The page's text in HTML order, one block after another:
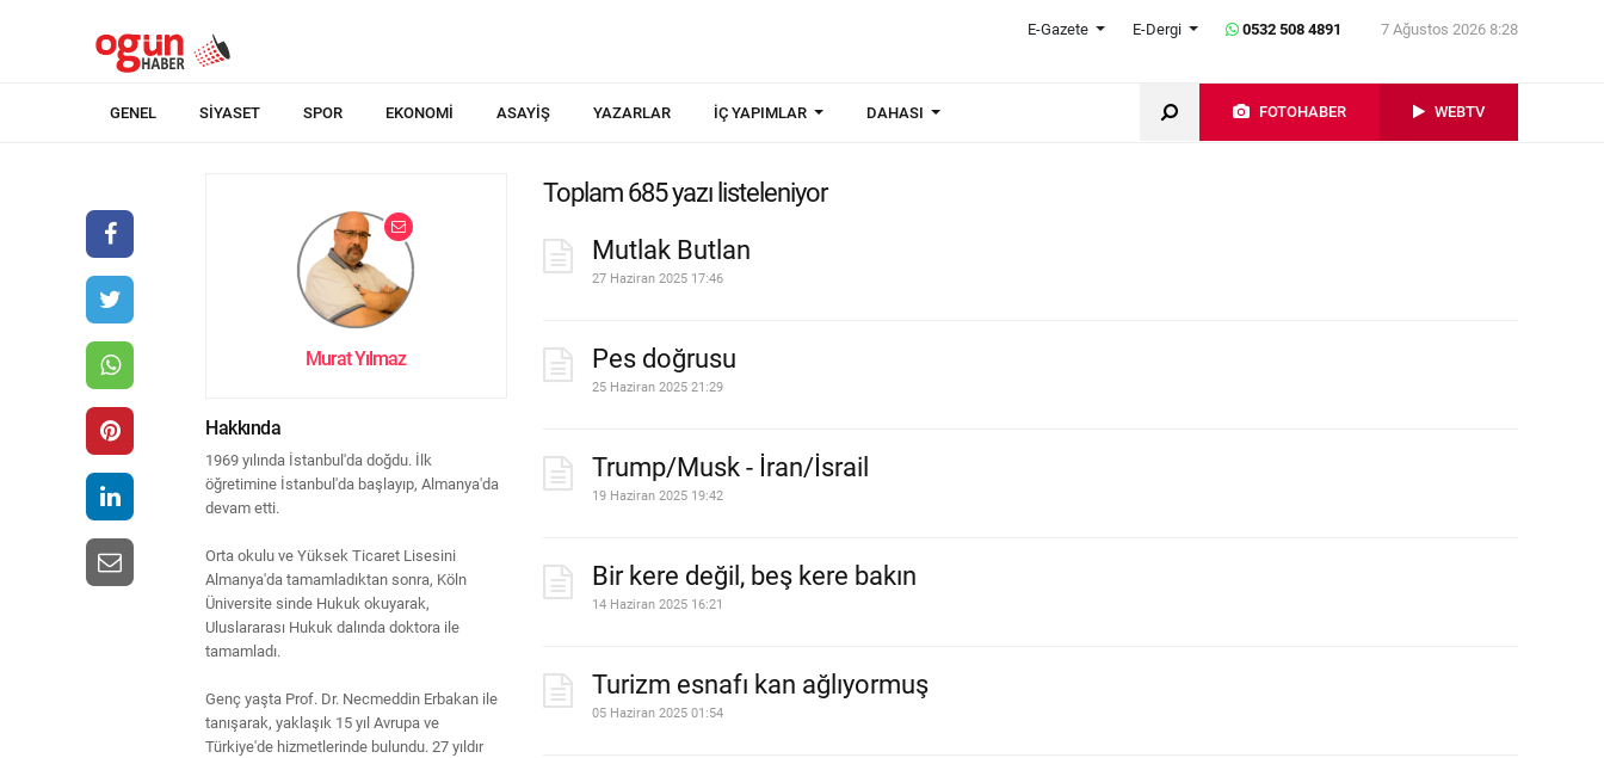
E-Gazete E-Dergi 0532 508 4891 7 Ağustos 2026 8:28
GENEL SIYASET SPOR EKONOMI ASAYIŞ YAZARLAR İÇ YAPIMLAR DAHASI FOTOHABER WEBTV
Murat Yılmaz
Hakkında
1969 yılında İstanbul'da doğdu. İlk
öğretimine İstanbul'da başlayıp, Almanya'da
devam etti.
Orta okulu ve Yüksek Ticaret Lisesini
Almanya'da tamamladıktan sonra, Köln
Üniversite sinde Hukuk okuyarak,
Uluslararası Hukuk dalında doktora ile
tamamladı.
Genç yaşta Prof. Dr. Necmeddin Erbakan ile
tanışarak, yaklaşık 15 yıl Avrupa ve
Türkiye'de hizmetlerinde bulundu. 27 yıldır
Toplam 685 yazı listeleniyor
Mutlak Butlan
27 Haziran 2025 17:46
Pes doğrusu
25 Haziran 2025 21:29
Trump/Musk - İran/İsrail
19 Haziran 2025 19:42
Bir kere değil, beş kere bakın
14 Haziran 2025 16:21
Turizm esnafı kan ağlıyormuş
05 Haziran 2025 01:54